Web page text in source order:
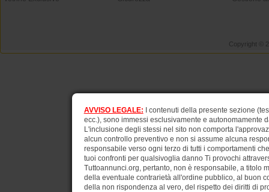
Copyright ©
AVVISO LEGALE: I contenuti della presente sezione
ecc.), sono immessi esclusivamente e autonomamente
L'inclusione degli stessi nel sito non comporta
alcun controllo preventivo e non si assume alcuna
responsabile verso ogni terzo di tutti i comportamenti
tuoi confronti per qualsivoglia danno Ti provochi
Tuttoannunci.org, pertanto, non è responsabile, a titolo
della eventuale contrarietà all'ordine pubblico, al buon
della non rispondenza al vero, del rispetto dei diritti di